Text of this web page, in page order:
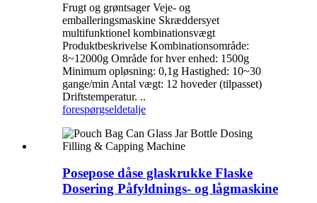
Frugt og grøntsager Veje- og
emballeringsmaskine Skræddersyet
multifunktionel kombinationsvægt
Produktbeskrivelse Kombinationsområde:
8~12000g Område for hver enhed: 1500g
Minimum opløsning: 0,1g Hastighed: 10~30
gange/min Antal vægt: 12 hoveder (tilpasset)
Driftstemperatur. ..
forespørgseldetalje
Posepose dåse glaskrukke Flaske
Dosering Påfyldnings- og lågmaskine